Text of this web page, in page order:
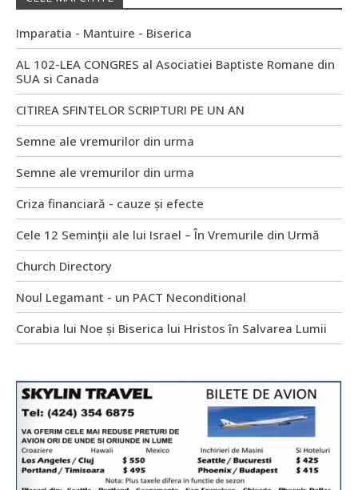
Imparatia - Mantuire - Biserica
AL 102-LEA CONGRES al Asociatiei Baptiste Romane din
SUA si Canada
CITIREA SFINTELOR SCRIPTURI PE UN AN
Semne ale vremurilor din urma
Semne ale vremurilor din urma
Criza financiară - cauze și efecte
Cele 12 Seminții ale lui Israel – În Vremurile din Urmă
Church Directory
Noul Legamant - un PACT Neconditional
Corabia lui Noe și Biserica lui Hristos în Salvarea Lumii